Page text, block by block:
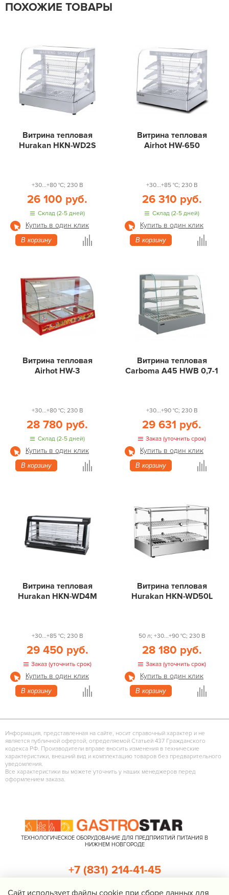
ПОХОЖИЕ ТОВАРЫ
Витрина тепловая
Hurakan HKN-WD2S
+30...+80 °С; 230 В
26 100 руб.
Склад (2-5 дней)
Купить в один клик
В корзину
Витрина тепловая
Airhot HW-650
+30...+85 °С; 230 В
26 310 руб.
Склад (2-5 дней)
Купить в один клик
В корзину
Витрина тепловая
Airhot HW-3
+30...+80 °С; 230 В
28 780 руб.
Склад (2-5 дней)
Купить в один клик
В корзину
Витрина тепловая
Carboma A45 HWB 0,7-1
+30...+90 °С; 230 В
29 631 руб.
Заказ (уточнить срок)
Купить в один клик
В корзину
Витрина тепловая
Hurakan HKN-WD4M
+30...+85 °С; 230 В
29 450 руб.
Заказ (уточнить срок)
Купить в один клик
В корзину
Витрина тепловая
Hurakan HKN-WD50L
50 л; +30...+90 °С; 230 В
28 180 руб.
Заказ (уточнить срок)
Купить в один клик
В корзину
Информация, представленная на сайте, носит справочный характер и не
является публичной офертой, определяемой Статьей 437 Гражданского
кодекса РФ. Производители вправе вносить изменения в технические
характеристики, внешний вид и комплектацию товаров без предварительного
уведомления.
Все характеристики вы можете уточнить у наших менеджеров перед
оформлением заказа.
ТЕХНОЛОГИЧЕСКОЕ ОБОРУДОВАНИЕ ДЛЯ ПРЕДПРИЯТИЙ ПИТАНИЯ В
НИЖНЕМ НОВГОРОДЕ
+7 (831) 214-41-45
Cайт использует файлы cookie при сборе данных для